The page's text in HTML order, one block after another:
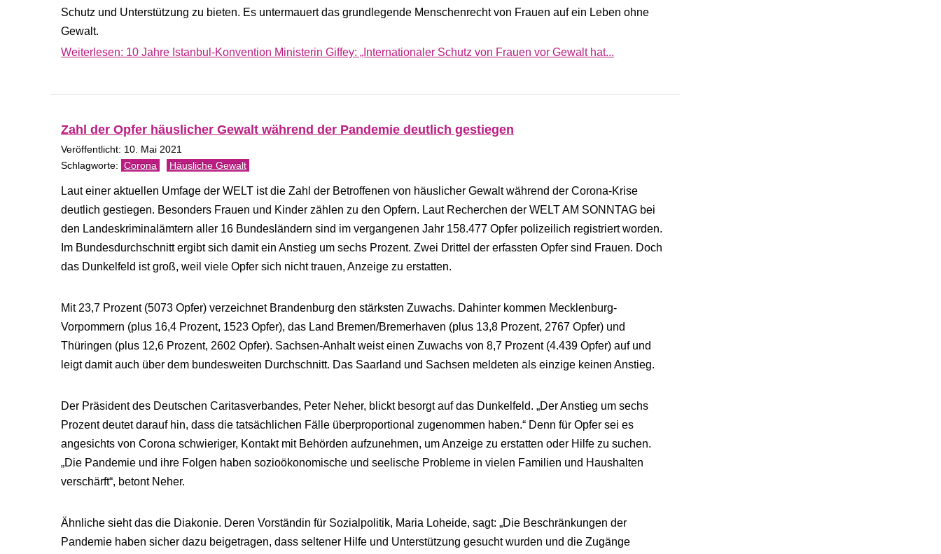
Schutz und Unterstützung zu bieten. Es untermauert das grundlegende Menschenrecht von Frauen auf ein Leben ohne
Gewalt.
Weiterlesen: 10 Jahre Istanbul-Konvention Ministerin Giffey: „Internationaler Schutz von Frauen vor Gewalt hat...
Zahl der Opfer häuslicher Gewalt während der Pandemie deutlich gestiegen
Veröffentlicht: 10. Mai 2021
Corona Häusliche Gewalt
Laut einer aktuellen Umfage der WELT ist die Zahl der Betroffenen von häuslicher Gewalt während der Corona-Krise
deutlich gestiegen. Besonders Frauen und Kinder zählen zu den Opfern. Laut Recherchen der WELT AM SONNTAG bei
den Landeskriminalämtern aller 16 Bundesländern sind im vergangenen Jahr 158.477 Opfer polizeilich registriert worden.
Im Bundesdurchschnitt ergibt sich damit ein Anstieg um sechs Prozent. Zwei Drittel der erfassten Opfer sind Frauen. Doch
das Dunkelfeld ist groß, weil viele Opfer sich nicht trauen, Anzeige zu erstatten.
Mit 23,7 Prozent (5073 Opfer) verzeichnet Brandenburg den stärksten Zuwachs. Dahinter kommen Mecklenburg-
Vorpommern (plus 16,4 Prozent, 1523 Opfer), das Land Bremen/Bremerhaven (plus 13,8 Prozent, 2767 Opfer) und
Thüringen (plus 12,6 Prozent, 2602 Opfer). Sachsen-Anhalt weist einen Zuwachs von 8,7 Prozent (4.439 Opfer) auf und
leigt damit auch über dem bundesweiten Durchschnitt. Das Saarland und Sachsen meldeten als einzige keinen Anstieg.
Der Präsident des Deutschen Caritasverbandes, Peter Neher, blickt besorgt auf das Dunkelfeld. „Der Anstieg um sechs
Prozent deutet darauf hin, dass die tatsächlichen Fälle überproportional zugenommen haben.“ Denn für Opfer sei es
angesichts von Corona schwieriger, Kontakt mit Behörden aufzunehmen, um Anzeige zu erstatten oder Hilfe zu suchen.
„Die Pandemie und ihre Folgen haben sozioökonomische und seelische Probleme in vielen Familien und Haushalten
verschärft“, betont Neher.
Ähnliche sieht das die Diakonie. Deren Vorständin für Sozialpolitik, Maria Loheide, sagt: „Die Beschränkungen der
Pandemie haben sicher dazu beigetragen, dass seltener Hilfe und Unterstützung gesucht wurden und die Zugänge